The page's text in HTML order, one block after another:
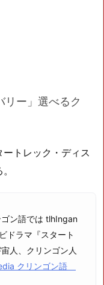
リー」選べるク
トレック・ディス
ン語では tlhIngan
ドラマ『スタート
人、クリンゴン人
クリンゴン語